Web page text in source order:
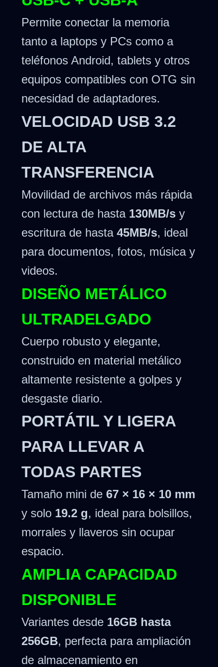
Permite conectar la memoria
tanto a laptops y PCs como a
teléfonos Android, tablets y otros
equipos compatibles con OTG sin
necesidad de adaptadores.
VELOCIDAD USB 3.2
DE ALTA
TRANSFERENCIA
Movilidad de archivos más rápida
con lectura de hasta 130MB/s y
escritura de hasta 45MB/s, ideal
para documentos, fotos, música y
videos.
DISEÑO METÁLICO
ULTRADELGADO
Cuerpo robusto y elegante,
construido en material metálico
altamente resistente a golpes y
desgaste diario.
PORTÁTIL Y LIGERA
PARA LLEVAR A
TODAS PARTES
Tamaño mini de 67 × 16 × 10 mm
y solo 19.2 g, ideal para bolsillos,
morrales y llaveros sin ocupar
espacio.
AMPLIA CAPACIDAD
DISPONIBLE
Variantes desde 16GB hasta
256GB, perfecta para ampliación
de almacenamiento en